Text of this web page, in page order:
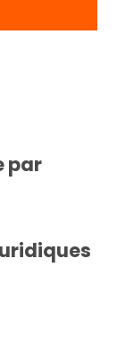
par